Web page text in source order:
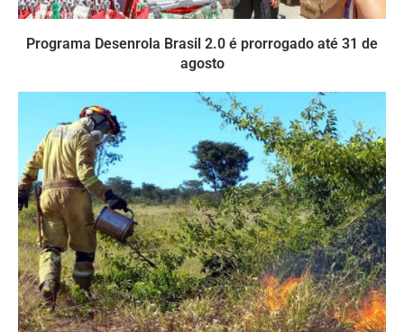
Programa Desenrola Brasil 2.0 é prorrogado até 31 de
agosto